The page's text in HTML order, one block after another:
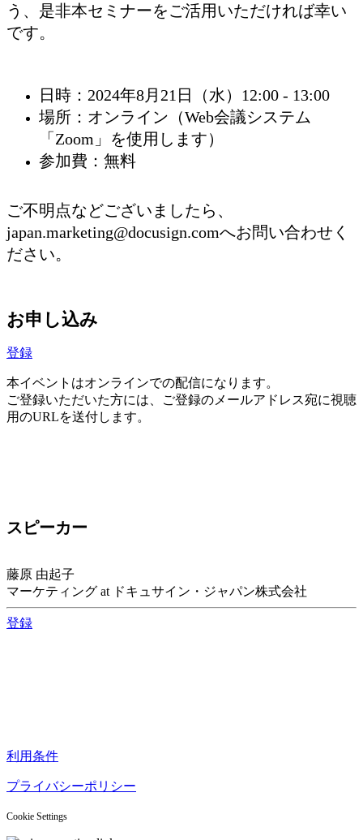
う、是非本セミナーをご活用いただければ幸い
です。
日時：2024年8月21日（水）12:00 - 13:00
場所：オンライン（Web会議システム
「Zoom」を使用します）
参加費：無料
ご不明点などございましたら、
japan.marketing@docusign.comへお問い合わせく
ださい。
お申し込み
登録
本イベントはオンラインでの配信になります。
ご登録いただいた方には、ご登録のメールアドレス宛に視聴
用のURLを送付します。
スピーカー
藤原 由起子
マーケティング at ドキュサイン・ジャパン株式会社
登録
利用条件
プライバシーポリシー
Cookie Settings